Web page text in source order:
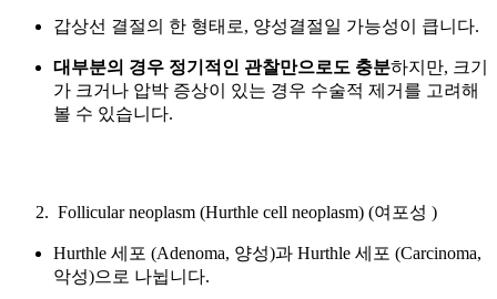
갑상선 결절의 한 형태로, 양성결절일 가능성이 큽니다.
대부분의 경우 정기적인 관찰만으로도 충분하지만, 크기
가 크거나 압박 증상이 있는 경우 수술적 제거를 고려해
볼 수 있습니다.
Follicular neoplasm (Hurthle cell neoplasm) (여포성 )
Hurthle 세포 (Adenoma, 양성)과 Hurthle 세포 (Carcinoma,
악성)으로 나뉩니다.